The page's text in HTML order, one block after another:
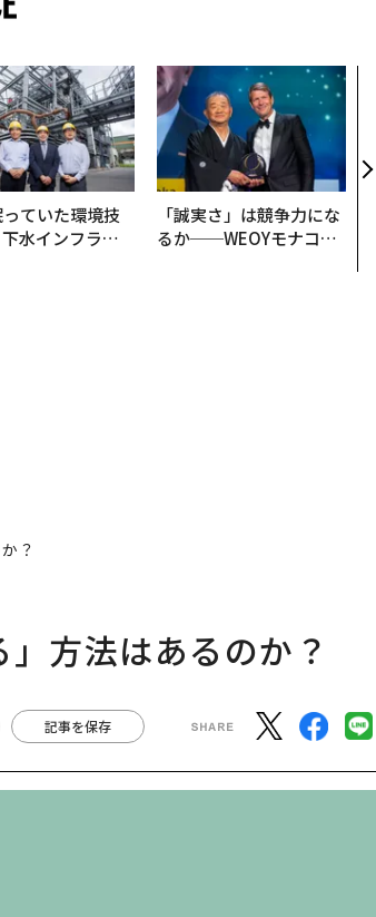
ていた環境技
水インフラを
「誠実さ」は競争力にな
るか──WEOYモナコで
？
方法はあるのか？
記事を保存